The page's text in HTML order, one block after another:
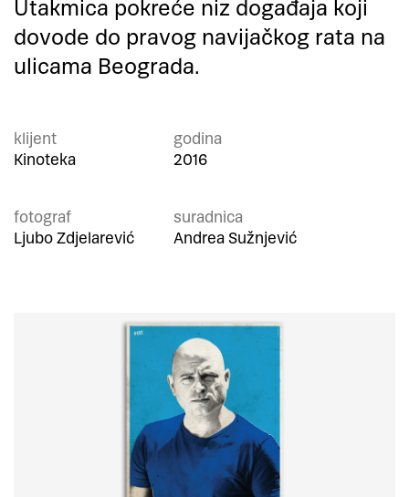
Utakmica pokreće niz događaja koji
dovode do pravog navijačkog rata na
ulicama Beograda.
klijent
Kinoteka
godina
2016
fotograf
Ljubo Zdjelarević
suradnica
Andrea Sužnjević